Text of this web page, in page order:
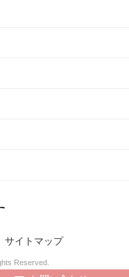
サイトマップ
Reserved.